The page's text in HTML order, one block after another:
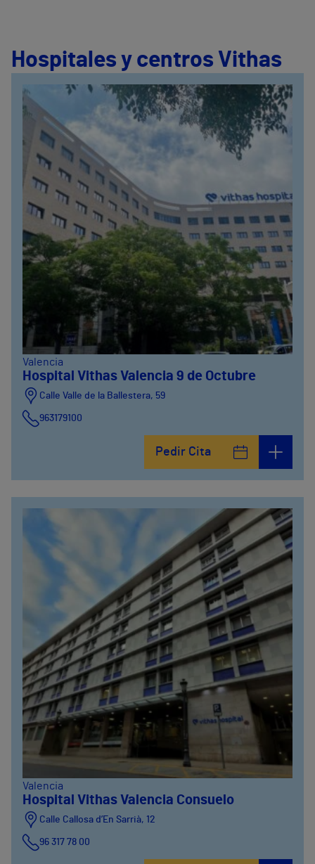
Hospitales y centros Vithas
Valencia
Hospital Vithas Valencia 9 de Octubre
Calle Valle de la Ballestera, 59
963179100
Pedir Cita
Valencia
Hospital Vithas Valencia Consuelo
Calle Callosa d’En Sarrià, 12
96 317 78 00